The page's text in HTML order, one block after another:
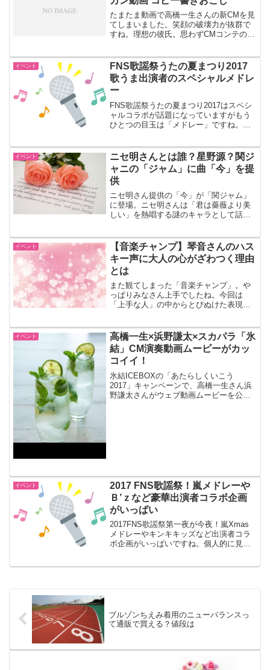
たまたま動画で高橋一生さんの新CMを見
てしまいました。笑顔の破壊力が抜群で
すね。理想の彼氏。思わずCMコンテのコ
われます。
イベント
FNS歌謡祭うたの夏まつり2017
歌うま出演者のスペシャルメドレ
ー
FNS歌謡祭うたの夏まつり2017はスペシ
ャルコラボが話題になっていますがもう
ひとつの目玉は「メドレー」ですね。タ
イベント
ニセ明さんとは誰？星野源？関ジ
ャニの「ジャム」に曲「今」を提
供
ニセ明さん提供の「今」が「関ジャム」
に登場。ニセ明さんは「君は薔薇より美
しい」を熱唱する謎のキャラとして話題
正体は誰なんでしょう
イベント
【音楽チャンプ】琴音さんのハス
キー声に大人の心がざわつく理由
とは
また観てしまった「音楽チャンプ」。や
っぱりみなさん上手でしたね。今回は
「上手な人」の中からとびぬけた表現の
わつくのは遠い記憶のせいなのか。
イベント
高橋一生×浜野謙太×スカパラ「氷
結」CM演奏動画ムービーがカッ
コイイ！
氷結ICEBOXの「あたらしくいこう
2017」キャンペーンで、高橋一生さん浜
野謙太さんがウェブ動画ムービーを公開
イベント
2017 FNS歌謡祭！嵐メドレーや
Ｂ’ｚなど豪華出演者コラボ企画
がいっぱい
2017FNS歌謡祭第一夜が今夜！嵐Xmas
メドレーやキンキキッズなど出演者コラ
ボ企画がいっぱいですね。個人的に見た
ブルゾンちえみ着用のニューバランスっ
て通販で買える？値段は